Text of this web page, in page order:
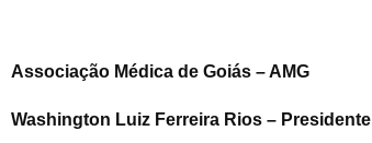
Associação Médica de Goiás – AMG
Washington Luiz Ferreira Rios – Presidente